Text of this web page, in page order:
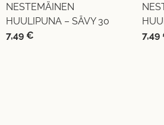
NESTEMÄINEN
HUULIPUNA – SÄVY 30
7,49 €
7,49